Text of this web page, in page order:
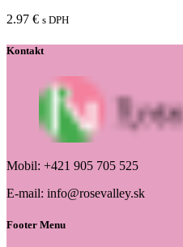
2.97 € s DPH
Kontakt
Mobil: +421 905 705 525
E-mail: info@rosevalley.sk
Footer Menu